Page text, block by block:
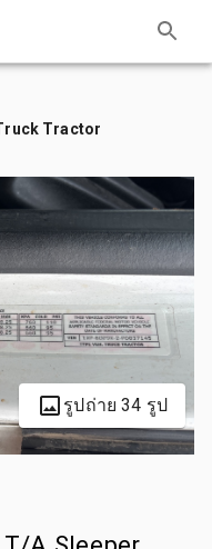
Tractor
รูปถ่าย 34 รูป